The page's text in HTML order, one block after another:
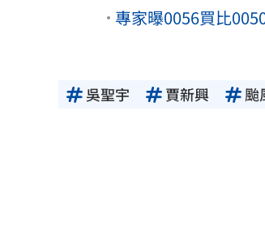
專家曝0056買比
吳聖宇 賈新興 颱